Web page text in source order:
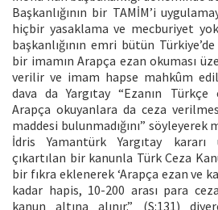
Başkanlığının bir TAMİM’i
hiçbir yasaklama ve mecburiyet
başkanlığının emri bütün Türkiye’de
bir imamın Arapça ezan okuması
verilir ve imam hapse mahkûm
dava da Yargıtay “Ezanın
Arapça okuyanlara da ceza
maddesi bulunmadığını” söyleyerek
İdris Yamantürk Yargıtay kararı
çıkartılan bir kanunla Türk Ceza
bir fıkra eklenerek ‘Arapça ezan ve
kadar hapis, 10-200 arası para
kanun altına alınır.” (S:131)